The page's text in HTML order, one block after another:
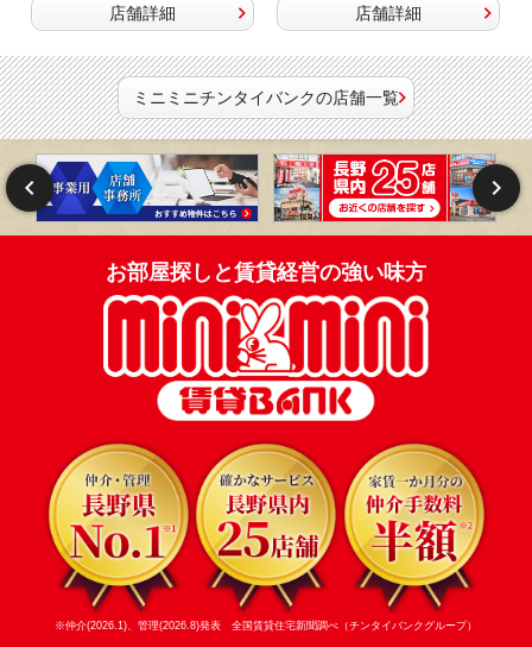
店舗詳細
店舗詳細
ミニミニチンタイバンクの店舗一覧
お部屋探しと賃貸経営の強い味方
※仲介(2026.1)、管理(2026.8)発表 全国賃貸住宅新聞調べ（チンタイバンクグループ）